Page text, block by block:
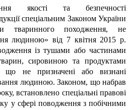
якості та безпечності
спеціальним Законом України
тваринного походження, не
людиною» від 7 квітня 2015 р.
із тушами або частинами
сировиною та продуктами
що не призначені або визнані
людиною. Законом, що набрав
встановлено спеціальні правові
у сфері поводження з побічними